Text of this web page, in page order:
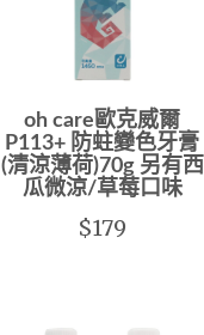
oh care歐克威爾
P113+ 防蛀變色牙膏
(清涼薄荷)70g 另有西
瓜微涼/草莓口味
$179